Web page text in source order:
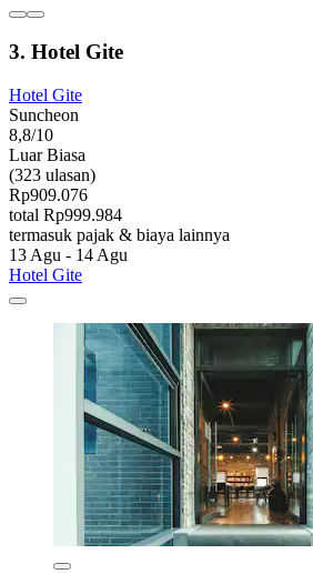
3. Hotel Gite
Hotel Gite
Suncheon
8,8/10
Luar Biasa
(323 ulasan)
Rp909.076
total Rp999.984
termasuk pajak & biaya lainnya
13 Agu - 14 Agu
Hotel Gite